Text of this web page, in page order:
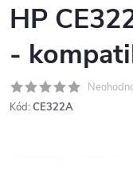
HP
-
Kód: CE322A